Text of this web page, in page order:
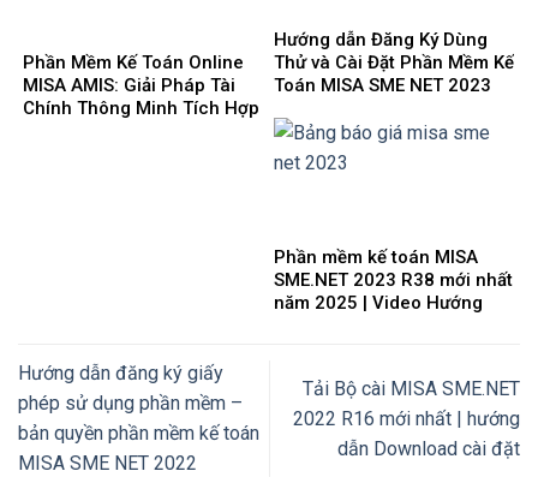
Phần Mềm Kế Toán Online
MISA AMIS: Giải Pháp Tài
Chính Thông Minh Tích Hợp
Hướng dẫn Đăng Ký Dùng
Thử và Cài Đặt Phần Mềm Kế
Toán MISA SME NET 2023
Phần mềm kế toán MISA
SME.NET 2023 R38 mới nhất
năm 2025 | Video Hướng
Hướng dẫn đăng ký giấy
phép sử dụng phần mềm –
bản quyền phần mềm kế toán
MISA SME NET 2022
Tải Bộ cài MISA SME.NET
2022 R16 mới nhất | hướng
dẫn Download cài đặt